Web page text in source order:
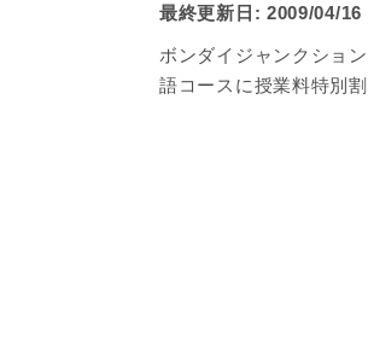
最終更新日: 2009/04/16
ボンダイジャンクショ
語コースに授業料特別割